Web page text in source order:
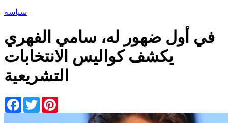
سياسة
في أول ضهور له، سامي الفهري
يكشف كواليس الانتخابات
التشريعية
Facebook
Twitter